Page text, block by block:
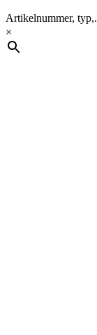
Artikelnummer,
×